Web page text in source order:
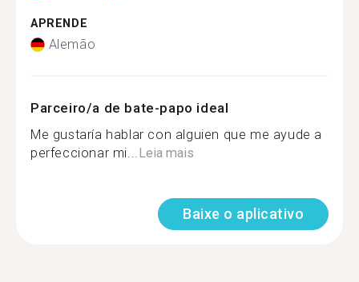
APRENDE
Alemão
Parceiro/a de bate-papo ideal
Me gustaría hablar con alguien que me ayude a
perfeccionar mi...Leia mais
Baixe o aplicativo